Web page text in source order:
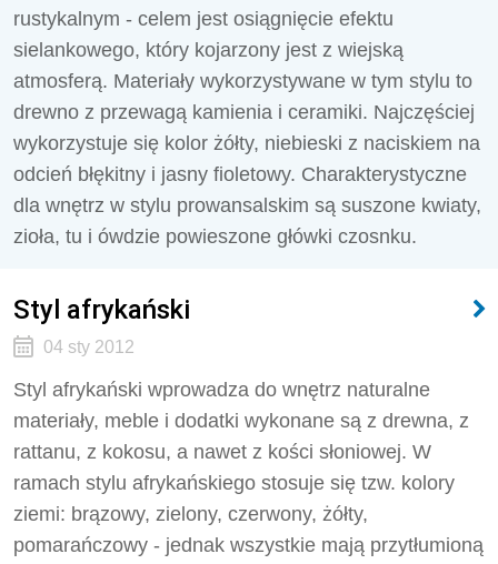
rustykalnym - celem jest osiągnięcie efektu
sielankowego, który kojarzony jest z wiejską
atmosferą. Materiały wykorzystywane w tym stylu to
drewno z przewagą kamienia i ceramiki. Najczęściej
wykorzystuje się kolor żółty, niebieski z naciskiem na
odcień błękitny i jasny fioletowy. Charakterystyczne
dla wnętrz w stylu prowansalskim są suszone kwiaty,
zioła, tu i ówdzie powieszone główki czosnku.
Styl afrykański
04 sty 2012
Styl afrykański wprowadza do wnętrz naturalne
materiały, meble i dodatki wykonane są z drewna, z
rattanu, z kokosu, a nawet z kości słoniowej. W
ramach stylu afrykańskiego stosuje się tzw. kolory
ziemi: brązowy, zielony, czerwony, żółty,
pomarańczowy - jednak wszystkie mają przytłumioną